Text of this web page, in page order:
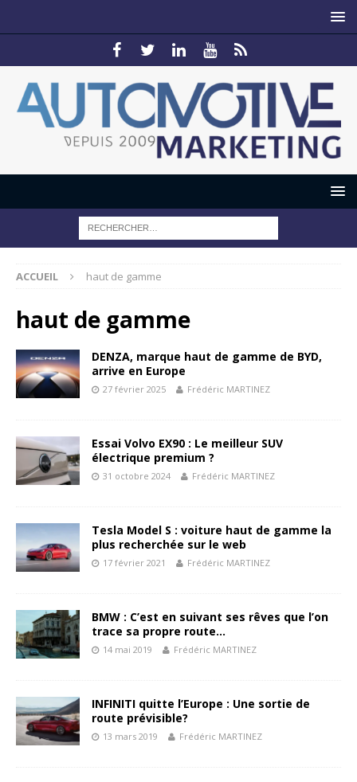
ACCUEIL haut de gamme
haut de gamme
DENZA, marque haut de gamme de BYD,
arrive en Europe
27 février 2025 Frédéric MARTINEZ
Essai Volvo EX90 : Le meilleur SUV
électrique premium ?
31 octobre 2024 Frédéric MARTINEZ
Tesla Model S : voiture haut de gamme la
plus recherchée sur le web
17 février 2021 Frédéric MARTINEZ
BMW : C’est en suivant ses rêves que l’on
trace sa propre route…
14 mai 2019 Frédéric MARTINEZ
INFINITI quitte l’Europe : Une sortie de
route prévisible?
13 mars 2019 Frédéric MARTINEZ